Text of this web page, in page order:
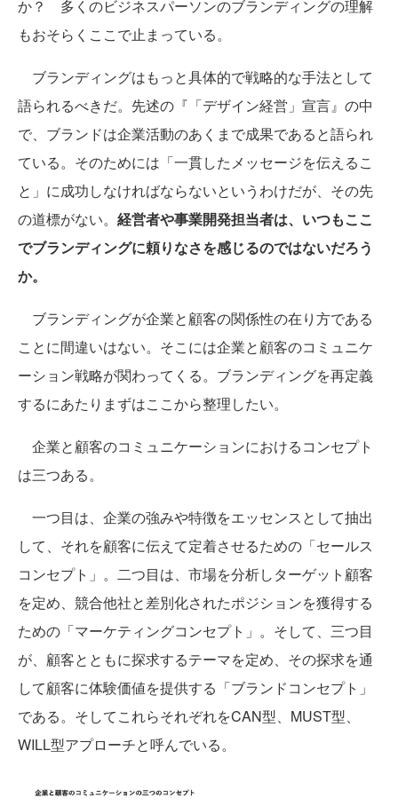
か？ 多くのビジネスパーソンのブランディングの理解
もおそらくここで止まっている。
ブランディングはもっと具体的で戦略的な手法として
語られるべきだ。先述の『「デザイン経営」宣言』の中
で、ブランドは企業活動のあくまで成果であると語られ
ている。そのためには「一貫したメッセージを伝えるこ
と」に成功しなければならないというわけだが、その先
の道標がない。 経営者や事業開発担当者は、いつもここ
でブランディングに頼りなさを感じるのではないだろう
か。
ブランディングが企業と顧客の関係性の在り方である
ことに間違いはない。そこには企業と顧客のコミュニケ
ーション戦略が関わってくる。ブランディングを再定義
するにあたりまずはここから整理したい。
企業と顧客のコミュニケーションにおけるコンセプト
は三つある。
一つ目は、企業の強みや特徴をエッセンスとして抽出
して、それを顧客に伝えて定着させるための「セールス
コンセプト」。二つ目は、市場を分析しターゲット顧客
を定め、競合他社と差別化されたポジションを獲得する
ための「マーケティングコンセプト」。そして、三つ目
が、顧客とともに探求するテーマを定め、その探求を通
して顧客に体験価値を提供する「ブランドコンセプト」
である。そしてこれらそれぞれをCAN型、MUST型、
WILL型アプローチと呼んでいる。